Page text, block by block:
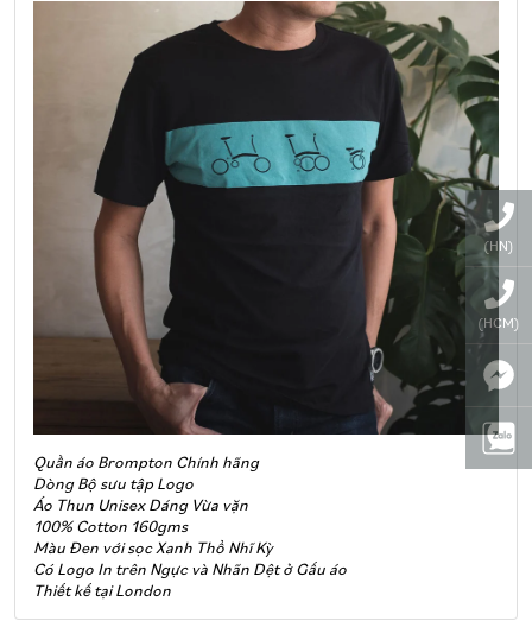
Quần áo Brompton Chính hãng
Dòng Bộ sưu tập Logo
Áo Thun Unisex Dáng Vừa vặn
100% Cotton 160gms
Màu Đen với sọc Xanh Thổ Nhĩ Kỳ
Có Logo In trên Ngực và Nhãn Dệt ở Gấu áo
Thiết kế tại London
(HN)
(HCM)